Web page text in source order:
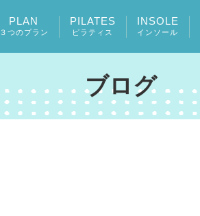
PLAN
３つのプラン
PILATES
ピラティス
INSOLE
インソール
ブログ